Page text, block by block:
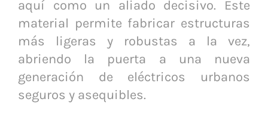
aquí como un aliado decisivo. Este
material permite fabricar estructuras
más ligeras y robustas a la vez,
abriendo la puerta a una nueva
generación de eléctricos urbanos
seguros y asequibles.